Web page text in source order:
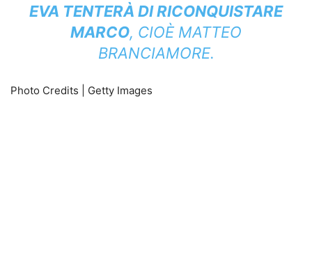
EVA TENTERÀ DI RICONQUISTARE
MARCO, CIOÈ MATTEO
BRANCIAMORE.
Photo Credits | Getty Images